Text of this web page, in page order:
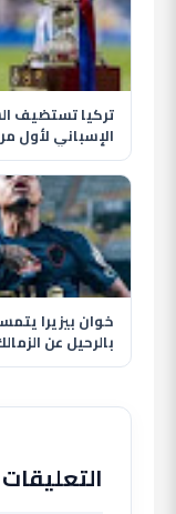
تركيا تستضيف
الإسباني لأول
بمشاركة
وريال مدريد
خوان بيزيرا
بالرحيل عن
قرار النادي